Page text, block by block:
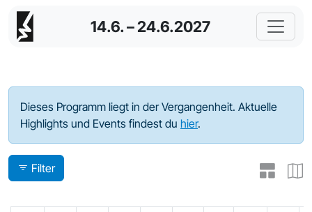
14.6. – 24.6.2027
Programm - 2024
Dieses Programm liegt in der Vergangenheit. Aktuelle
Highlights und Events findest du hier.
Filter